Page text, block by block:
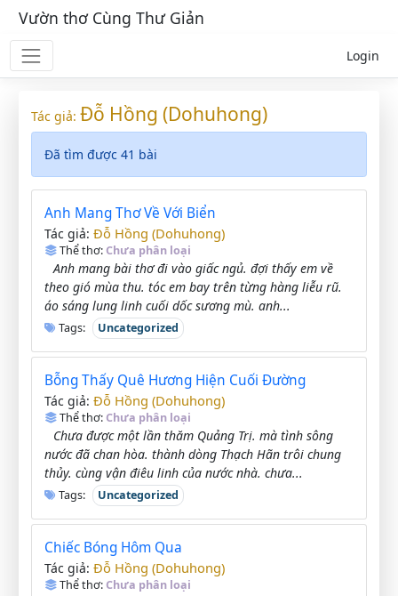
Vườn thơ Cùng Thư Giản
Login
Tác giả: Đỗ Hồng (Dohuhong)
Đã tìm được 41 bài
Anh Mang Thơ Về Với Biển
Tác giả: Đỗ Hồng (Dohuhong)
Thể thơ:Chưa phân loại
Anh mang bài thơ đi vào giấc ngủ. đợi thấy em về
theo gió mùa thu. tóc em bay trên từng hàng liễu rũ.
áo sáng lung linh cuối dốc sương mù. anh...
Tags: Uncategorized
Bỗng Thấy Quê Hương Hiện Cuối Đường
Tác giả: Đỗ Hồng (Dohuhong)
Thể thơ:Chưa phân loại
Chưa được một lần thăm Quảng Trị. mà tình sông
nước đã chan hòa. thành dòng Thạch Hãn trôi chung
thủy. cùng vận điêu linh của nước nhà. chưa...
Tags: Uncategorized
Chiếc Bóng Hôm Qua
Tác giả: Đỗ Hồng (Dohuhong)
Thể thơ:Chưa phân loại